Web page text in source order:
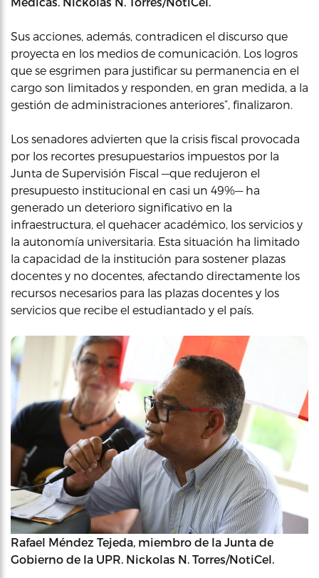
Sus acciones, además, contradicen el discurso que
proyecta en los medios de comunicación. Los logros
que se esgrimen para justificar su permanencia en el
cargo son limitados y responden, en gran medida, a la
gestión de administraciones anteriores”, finalizaron.
Los senadores advierten que la crisis fiscal provocada
por los recortes presupuestarios impuestos por la
Junta de Supervisión Fiscal —que redujeron el
presupuesto institucional en casi un 49%— ha
generado un deterioro significativo en la
infraestructura, el quehacer académico, los servicios y
la autonomía universitaria. Esta situación ha limitado
la capacidad de la institución para sostener plazas
docentes y no docentes, afectando directamente los
recursos necesarios para las plazas docentes y los
servicios que recibe el estudiantado y el país.
Rafael Méndez Tejeda, miembro de la Junta de
Gobierno de la UPR. Nickolas N. Torres/NotiCel.